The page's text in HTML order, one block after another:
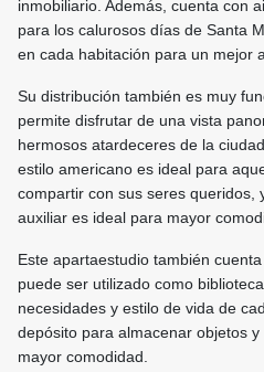
inmobiliario. Además, cuenta con
para los calurosos días de Santa
en cada habitación para un mejor
Su distribución también es muy
permite disfrutar de una vista
hermosos atardeceres de la
estilo americano es ideal para
compartir con sus seres queridos,
auxiliar es ideal para mayor
Este apartaestudio también
puede ser utilizado como
necesidades y estilo de vida de
depósito para almacenar objetos
mayor comodidad.